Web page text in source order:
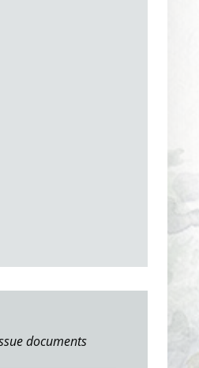
documents